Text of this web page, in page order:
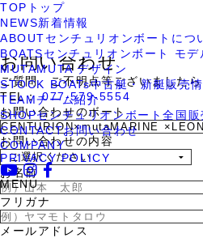
TOP トップ
NEWS新着情報
ABOUTセンチュリオンボートにつ
BOATSセンチュリオンボート モデ
MUTAMUTA デザイン
STOCK BOATs中古艇・新艇販売
TEAMチーム紹介
SHOPセンチュリオンボート全国販
CONTACTお問い合わせ
COMPANY
PRIVACY POLICY
MENU
CONTACT
お問い合わせ
ご質問、ご不明点等ございました
TEL：077-579-5554
お問い合わせのボート
お問い合わせの内容
お名前
フリガナ
メールアドレス